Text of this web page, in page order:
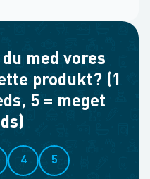
med vores
produkt? (1
5 = meget
4 5